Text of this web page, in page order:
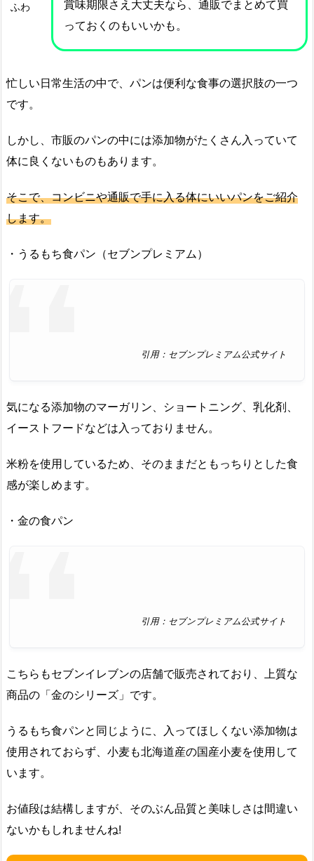
ふわ
賞味期限さえ大丈夫なら、通販でまとめて買
っておくのもいいかも。
忙しい日常生活の中で、パンは便利な食事の選択肢の一つ
です。
しかし、市販のパンの中には添加物がたくさん入っていて
体に良くないものもあります。
そこで、コンビニや通販で手に入る体にいいパンをご紹介
します。
・うるもち食パン（セブンプレミアム）
引用：セブンプレミアム公式サイト
気になる添加物のマーガリン、ショートニング、乳化剤、
イーストフードなどは入っておりません。
米粉を使用しているため、そのままだともっちりとした食
感が楽しめます。
・金の食パン
引用：セブンプレミアム公式サイト
こちらもセブンイレブンの店舗で販売されており、上質な
商品の「金のシリーズ」です。
うるもち食パンと同じように、入ってほしくない添加物は
使用されておらず、小麦も北海道産の国産小麦を使用して
います。
お値段は結構しますが、そのぶん品質と美味しさは間違い
ないかもしれませんね!